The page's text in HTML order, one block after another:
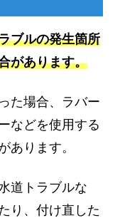
ブルの発生箇所
があります。
た場合、ラバー
などを使用する
あります。
道トラブルな
り、付け直した